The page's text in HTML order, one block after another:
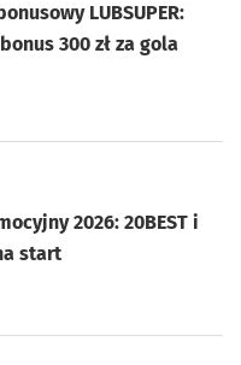
LUBSUPER:
300 zł za gola
2026: 20BEST i
start